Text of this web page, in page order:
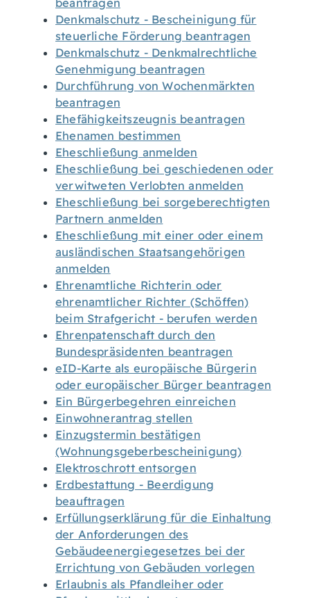
beantragen
Denkmalschutz - Bescheinigung für
steuerliche Förderung beantragen
Denkmalschutz - Denkmalrechtliche
Genehmigung beantragen
Durchführung von Wochenmärkten
beantragen
Ehefähigkeitszeugnis beantragen
Ehenamen bestimmen
Eheschließung anmelden
Eheschließung bei geschiedenen oder
verwitweten Verlobten anmelden
Eheschließung bei sorgeberechtigten
Partnern anmelden
Eheschließung mit einer oder einem
ausländischen Staatsangehörigen
anmelden
Ehrenamtliche Richterin oder
ehrenamtlicher Richter (Schöffen)
beim Strafgericht - berufen werden
Ehrenpatenschaft durch den
Bundespräsidenten beantragen
eID-Karte als europäische Bürgerin
oder europäischer Bürger beantragen
Ein Bürgerbegehren einreichen
Einwohnerantrag stellen
Einzugstermin bestätigen
(Wohnungsgeberbescheinigung)
Elektroschrott entsorgen
Erdbestattung - Beerdigung
beauftragen
Erfüllungserklärung für die Einhaltung
der Anforderungen des
Gebäudeenergiegesetzes bei der
Errichtung von Gebäuden vorlegen
Erlaubnis als Pfandleiher oder